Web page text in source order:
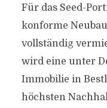
Für das Seed-
konforme
vollständig
wird eine unter
Immobilie in
höchsten